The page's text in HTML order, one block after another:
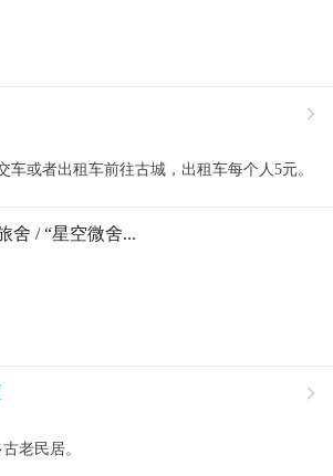

车或者出租车前往古城，出租车每个人5元。
舍 / “星空微舍...

老民居。